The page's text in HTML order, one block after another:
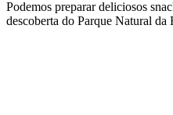
Podemos preparar deliciosos
descoberta do Parque Natural da